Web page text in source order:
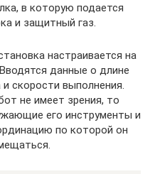
в которую подается
и защитный газ.
настраивается на
данные о длине
скорости выполнения.
не имеет зрения, то
его инструменты и
по которой он